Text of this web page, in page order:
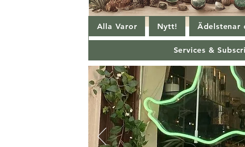
Alla Varor Nytt! Ädelstenar
Services &